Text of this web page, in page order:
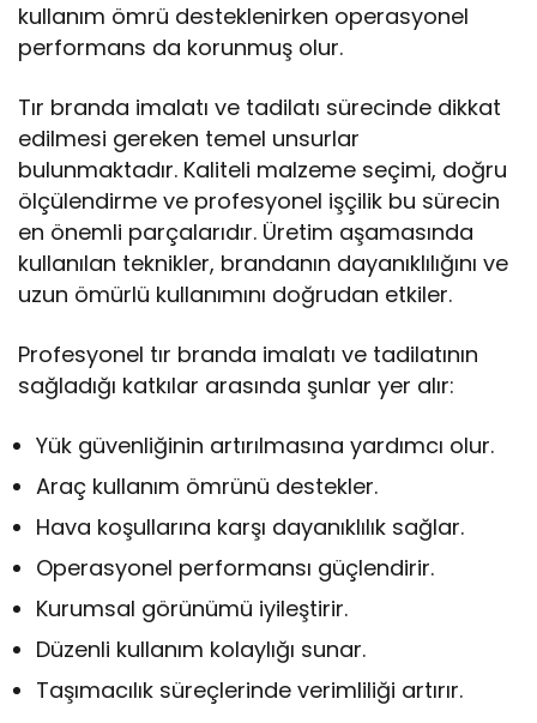
kullanım ömrü desteklenirken operasyonel
performans da korunmuş olur.
Tır branda imalatı ve tadilatı sürecinde dikkat
edilmesi gereken temel unsurlar
bulunmaktadır. Kaliteli malzeme seçimi, doğru
ölçülendirme ve profesyonel işçilik bu sürecin
en önemli parçalarıdır. Üretim aşamasında
kullanılan teknikler, brandanın dayanıklılığını ve
uzun ömürlü kullanımını doğrudan etkiler.
Profesyonel tır branda imalatı ve tadilatının
sağladığı katkılar arasında şunlar yer alır:
Yük güvenliğinin artırılmasına yardımcı olur.
Araç kullanım ömrünü destekler.
Hava koşullarına karşı dayanıklılık sağlar.
Operasyonel performansı güçlendirir.
Kurumsal görünümü iyileştirir.
Düzenli kullanım kolaylığı sunar.
Taşımacılık süreçlerinde verimliliği artırır.